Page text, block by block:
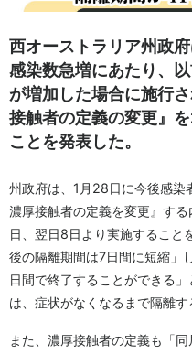
西オーストラリア州政
感染数急増にあたり、
が増加した場合に施行
接触者の定義の変更』
ことを発表した。
州政府は、1月28日に今後感染
濃厚接触者の定義を変更』す
日、翌日8日より実施すること
後の隔離期間は7日間に短縮」
日間で終了することができる
は、症状がなくなるまで隔離す
また、濃厚接触者の定義も「